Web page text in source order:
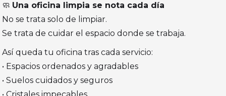
🧼 Una oficina limpia se nota cada día
No se trata solo de limpiar.
Se trata de cuidar el espacio donde se trabaja.
Así queda tu oficina tras cada servicio:
• Espacios ordenados y agradables
• Suelos cuidados y seguros